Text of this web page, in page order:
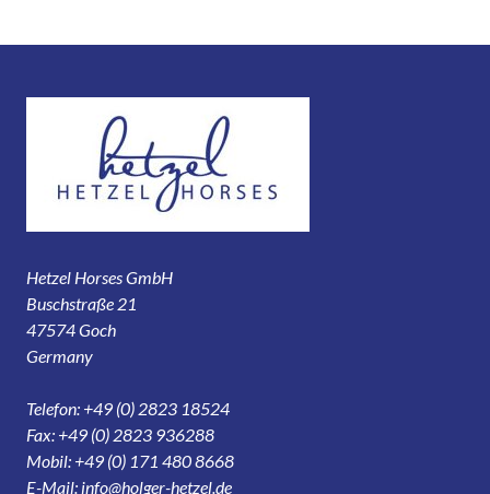
Hetzel Horses GmbH
Buschstraße 21
47574 Goch
Germany
Telefon: +49 (0) 2823 18524
Fax: +49 (0) 2823 936288
Mobil: +49 (0) 171 480 8668
E-Mail: info@holger-hetzel.de